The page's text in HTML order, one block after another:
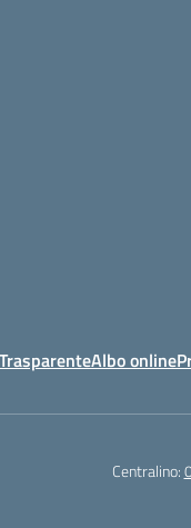
Albo online
Centralino: